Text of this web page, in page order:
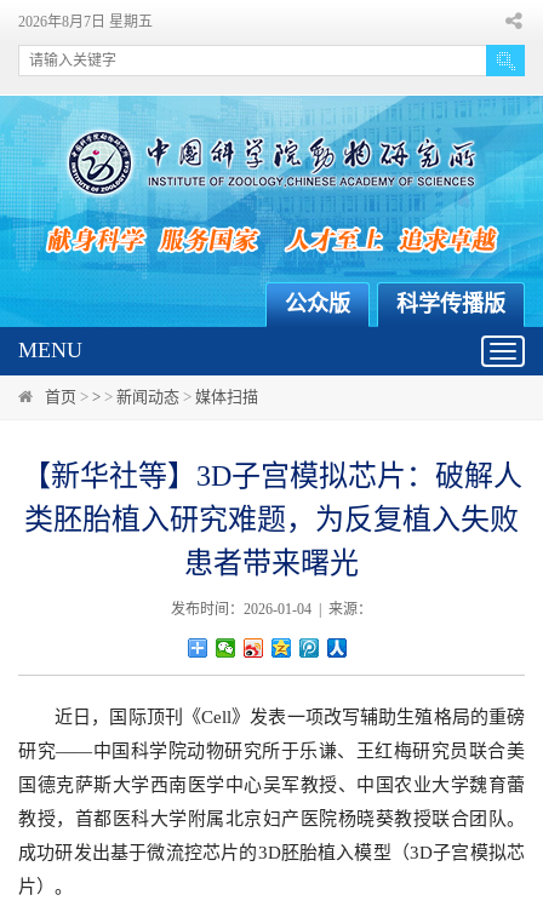
2026年8月7日 星期五
科学传播版
公众版
MENU
首页 > > > 新闻动态 > 媒体扫描
【新华社等】3D子宫模拟芯片：破解人
类胚胎植入研究难题，为反复植入失败
患者带来曙光
发布时间：2026-01-04 | 来源：
近日，国际顶刊《Cell》发表一项改写辅助生殖格局的重磅
研究——中国科学院动物研究所于乐谦、王红梅研究员联合美
国德克萨斯大学西南医学中心吴军教授、中国农业大学魏育蕾
教授，首都医科大学附属北京妇产医院杨晓葵教授联合团队。
成功研发出基于微流控芯片的3D胚胎植入模型（3D子宫模拟芯
片）。